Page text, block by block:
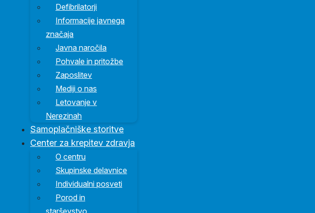
Defibrilatorji
Informacije javnega
značaja
Javna naročila
Pohvale in pritožbe
Zaposlitev
Mediji o nas
Letovanje v
Nerezinah
Samoplačniške storitve
Center za krepitev zdravja
O centru
Skupinske delavnice
Individualni posveti
Porod in
starševstvo